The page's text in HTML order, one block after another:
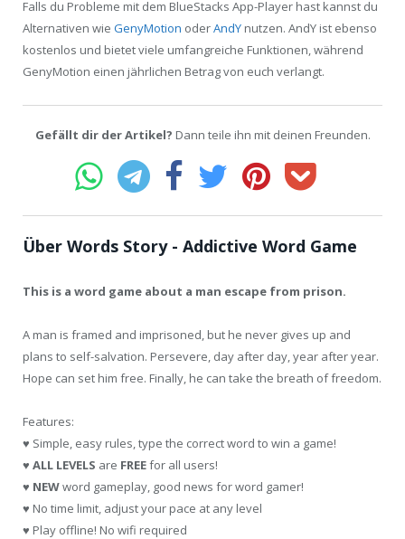
Falls du Probleme mit dem BlueStacks App-Player hast kannst du
Alternativen wie GenyMotion oderAndY nutzen. AndY ist ebenso
kostenlos und bietet viele umfangreiche Funktionen, während
GenyMotion einen jährlichen Betrag von euch verlangt.
Gefällt dir der Artikel? Dann teile ihn mit deinen Freunden.
Über Words Story - Addictive Word Game
This is a word game about a man escape from prison.
A man is framed and imprisoned, but he never gives up and
plans to self-salvation. Persevere, day after day, year after year.
Hope can set him free. Finally, he can take the breath of freedom.
Features:
♥ Simple, easy rules, type the correct word to win a game!
♥ ALL LEVELS are FREEfor all users!
♥ NEWword gameplay, good news for word gamer!
♥ No time limit, adjust your pace at any level
♥ Play offline! No wifi required